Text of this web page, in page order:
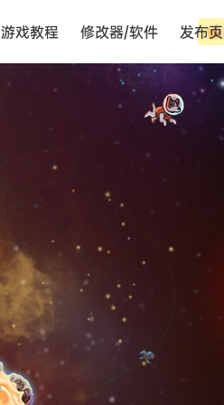
游戏教程 修改器/软件 发布页